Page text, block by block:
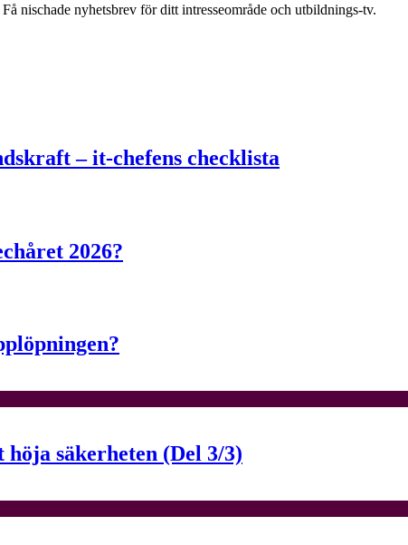
nischade nyhetsbrev för ditt intresseområde och utbildnings-tv.
– it-chefens checklista
2026?
säkerheten (Del 3/3)